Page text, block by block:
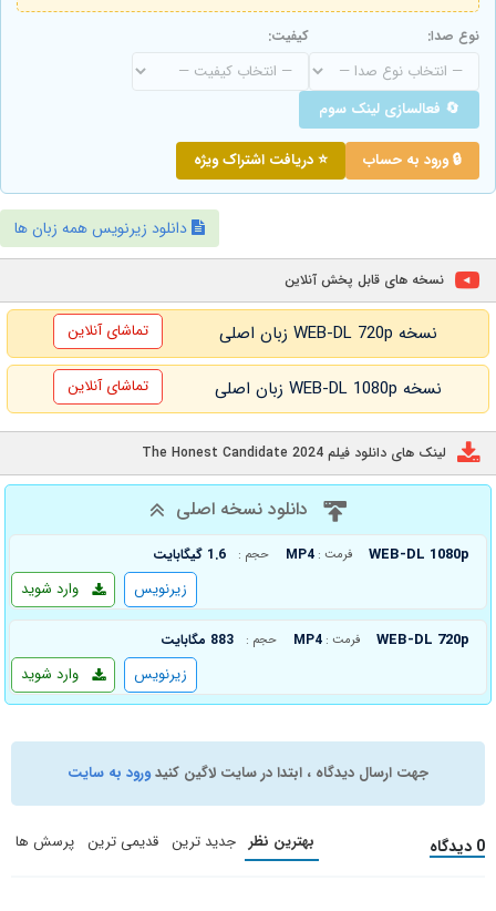
نوع صدا: کیفیت:
🔄 فعالسازی لینک سوم
🔒 ورود به حساب ⭐ دریافت اشتراک ویژه
دانلود زیرنویس همه زبان ها
نسخه های قابل پخش آنلاین
نسخه WEB-DL 720p زبان اصلی تماشای آنلاین
نسخه WEB-DL 1080p زبان اصلی تماشای آنلاین
لینک های دانلود فیلم The Honest Candidate 2024
دانلود نسخه اصلی
WEB-DL 1080p فرمت : MP4 حجم : 1.6 گیگابایت
وارد شوید زیرنویس
WEB-DL 720p فرمت : MP4 حجم : 883 مگابایت
وارد شوید زیرنویس
جهت ارسال دیدگاه ، ابتدا در سایت لاگین کنیدورود به سایت
0 دیدگاه بهترین نظر جدید ترین قدیمی ترین پرسش ها